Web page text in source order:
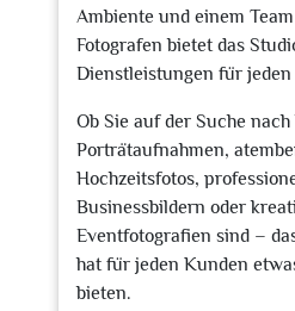
Ambiente und einem
Fotografen bietet das
Dienstleistungen für jeden
Ob Sie auf der Suche
Porträtaufnahmen,
Hochzeitsfotos,
Businessbildern oder
Eventfotografien sind –
hat für jeden Kunden
bieten.